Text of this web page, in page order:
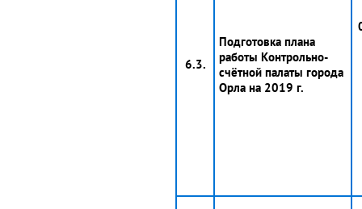
6.3.
Подготовка плана
работы Контрольно-
счётной палаты города
Орла на 2019 г.